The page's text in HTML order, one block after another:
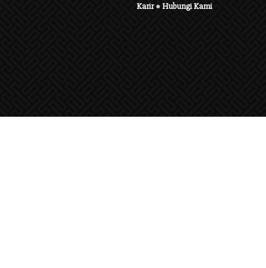
Karir●Hubungi Kami